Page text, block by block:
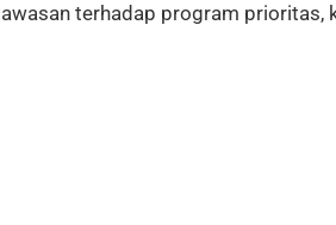
terhadap program prioritas,